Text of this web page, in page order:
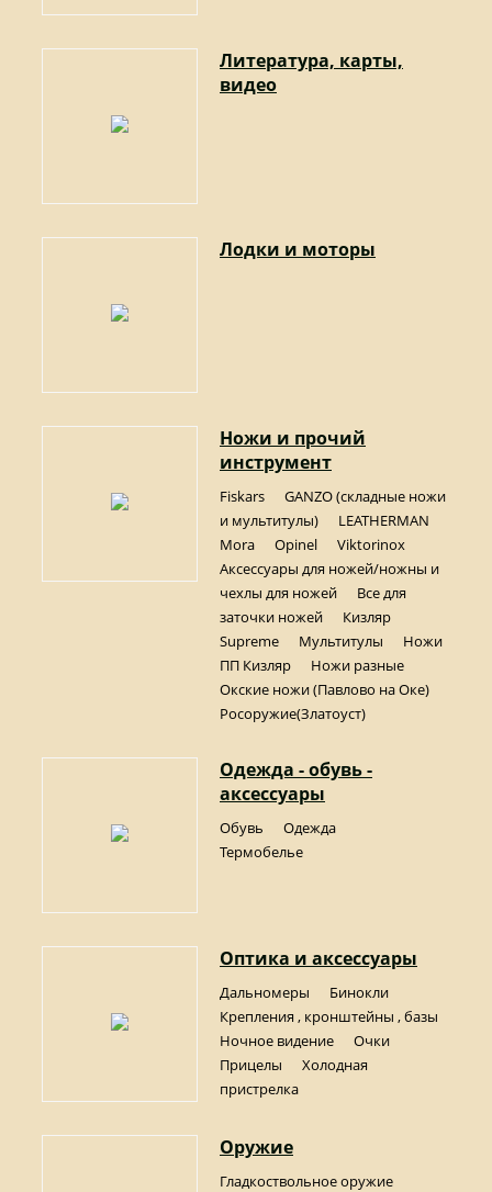
Литература, карты,
видео
Лодки и моторы
Ножи и прочий
инструмент
Fiskars
GANZO (складные ножи
и мультитулы)
LEATHERMAN
Mora
Opinel
Viktorinox
Аксессуары для ножей/ножны и
чехлы для ножей
Все для
заточки ножей
Кизляр
Supreme
Мультитулы
Ножи
ПП Кизляр
Ножи разные
Окские ножи (Павлово на Оке)
Росоружие(Златоуст)
Одежда - обувь -
аксессуары
Обувь
Одежда
Термобелье
Оптика и аксессуары
Дальномеры
Бинокли
Крепления , кронштейны , базы
Ночное видение
Очки
Прицелы
Холодная
пристрелка
Оружие
Гладкоствольное оружие